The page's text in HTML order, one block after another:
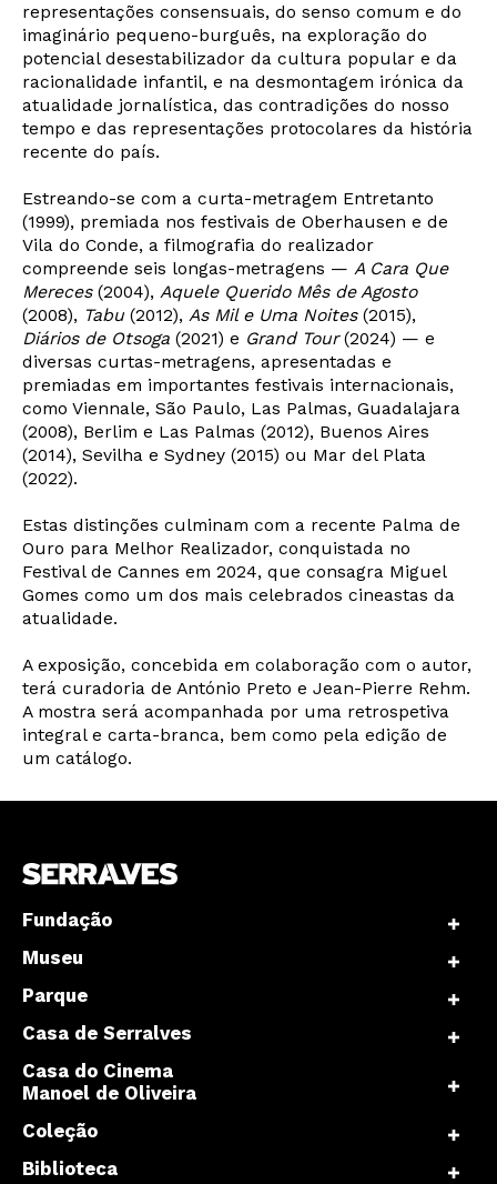
representações consensuais, do senso comum e do
imaginário pequeno-burguês, na exploração do
potencial desestabilizador da cultura popular e da
racionalidade infantil, e na desmontagem irónica da
atualidade jornalística, das contradições do nosso
tempo e das representações protocolares da história
recente do país.
Estreando-se com a curta-metragem Entretanto
(1999), premiada nos festivais de Oberhausen e de
Vila do Conde, a filmografia do realizador
compreende seis longas-metragens — A Cara Que
Mereces(2004), Aquele Querido Mês de Agosto
(2008), Tabu(2012), As Mil e Uma Noites(2015),
Diários de Otsoga (2021) e Grand Tour(2024) — e
diversas curtas-metragens, apresentadas e
premiadas em importantes festivais internacionais,
como Viennale, São Paulo, Las Palmas, Guadalajara
(2008), Berlim e Las Palmas (2012), Buenos Aires
(2014), Sevilha e Sydney (2015) ou Mar del Plata
(2022).
Estas distinções culminam com a recente Palma de
Ouro para Melhor Realizador, conquistada no
Festival de Cannes em 2024, que consagra Miguel
Gomes como um dos mais celebrados cineastas da
atualidade.
A exposição, concebida em colaboração com o autor,
terá curadoria de António Preto e Jean-Pierre Rehm.
A mostra será acompanhada por uma retrospetiva
integral e carta-branca, bem como pela edição de
um catálogo.
Fundação
Museu
Parque
Casa de Serralves
Casa do Cinema
Manoel de Oliveira
Coleção
Biblioteca
Newsletter
Interesses